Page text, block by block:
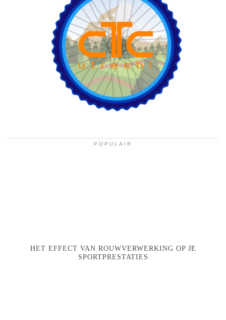
POPULAIR
HET EFFECT VAN ROUWVERWERKING OP JE
SPORTPRESTATIES